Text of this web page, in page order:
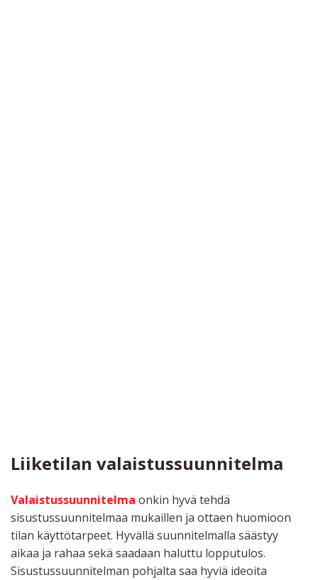
Liiketilan valaistussuunnitelma
Valaistussuunnitelma onkin hyvä tehdä
sisustussuunnitelmaa mukaillen ja ottaen huomioon
tilan käyttötarpeet. Hyvällä suunnitelmalla säästyy
aikaa ja rahaa sekä saadaan haluttu lopputulos.
Sisustussuunnitelman pohjalta saa hyviä ideoita